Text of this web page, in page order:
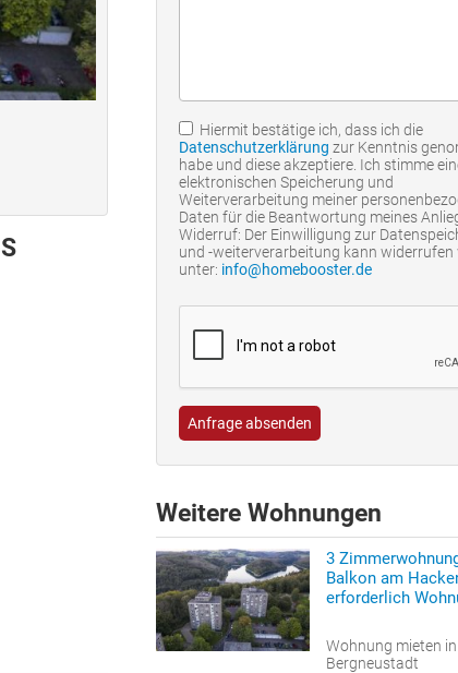
Hiermit bestätige ich, dass ich die
Datenschutzerklärung zur Kenntnis
habe und diese akzeptiere. Ich stimme
elektronischen Speicherung und
Weiterverarbeitung meiner
Daten für die Beantwortung meines
Widerruf: Der Einwilligung zur
und -weiterverarbeitung kann widerrufen
unter: info@homebooster.de
Anfrage absenden
Weitere Wohnungen
3
Balkon am
erforderlich
Wohnung mieten
Bergneustadt